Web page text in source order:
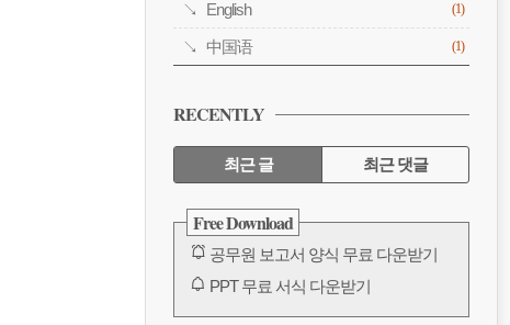
English (1)
中国语 (1)
RECENTLY
최근 글 최근 댓글
최
근 Free Download
공무원 보고서 양식 무료 다운받기
PPT 무료 서식 다운받기
공무원 보고서 양식 무료 다운받기